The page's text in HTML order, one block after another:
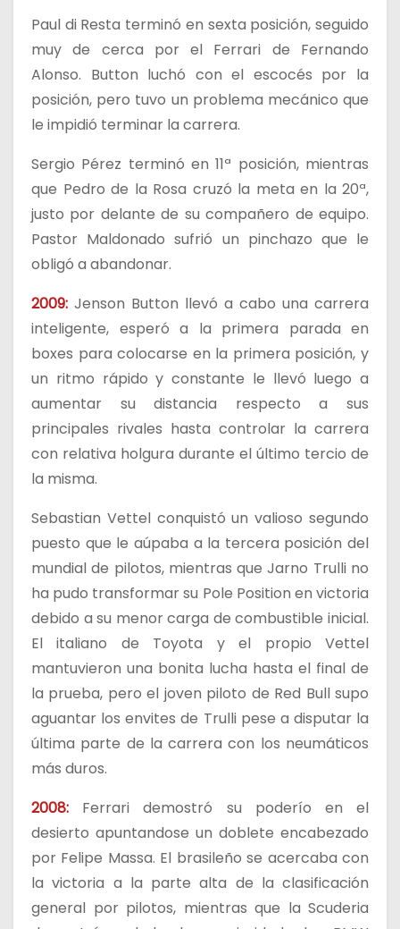
Paul di Resta terminó en sexta posición, seguido
muy de cerca por el Ferrari de Fernando
Alonso. Button luchó con el escocés por la
posición, pero tuvo un problema mecánico que
le impidió terminar la carrera.
Sergio Pérez terminó en 11ª posición, mientras
que Pedro de la Rosa cruzó la meta en la 20ª,
justo por delante de su compañero de equipo.
Pastor Maldonado sufrió un pinchazo que le
obligó a abandonar.
2009: Jenson Button llevó a cabo una carrera
inteligente, esperó a la primera parada en
boxes para colocarse en la primera posición, y
un ritmo rápido y constante le llevó luego a
aumentar su distancia respecto a sus
principales rivales hasta controlar la carrera
con relativa holgura durante el último tercio de
la misma.
Sebastian Vettel conquistó un valioso segundo
puesto que le aúpaba a la tercera posición del
mundial de pilotos, mientras que Jarno Trulli no
ha pudo transformar su Pole Position en victoria
debido a su menor carga de combustible inicial.
El italiano de Toyota y el propio Vettel
mantuvieron una bonita lucha hasta el final de
la prueba, pero el joven piloto de Red Bull supo
aguantar los envites de Trulli pese a disputar la
última parte de la carrera con los neumáticos
más duros.
2008: Ferrari demostró su poderío en el
desierto apuntandose un doblete encabezado
por Felipe Massa. El brasileño se acercaba con
la victoria a la parte alta de la clasificación
general por pilotos, mientras que la Scuderia